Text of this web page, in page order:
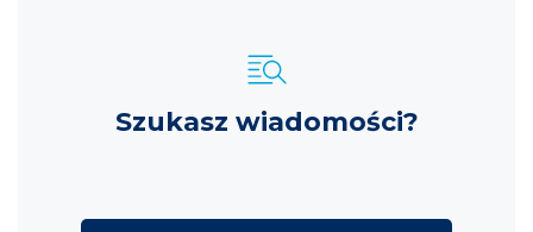
Szukasz wiadomości?